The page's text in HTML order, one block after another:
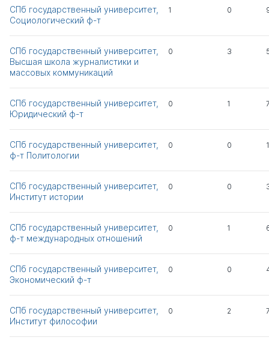
Михальченкова
Наталья Алексеевна
к.э.н.
Беличенко Анатолий
Сергеевич
Григорьев Антон
Николаевич
Попов Антон
Владимирович
Всего 7
СПб государственный университет,
Социологический ф-т
1 0
СПб государственный университет,
Высшая школа журналистики и
массовых коммуникаций
0 3
СПб государственный университет,
Юридический ф-т
0 1
СПб государственный университет,
ф-т Политологии
0 0
СПб государственный университет,
Институт истории
0 0
СПб государственный университет,
ф-т международ­ных отноше­ний
0 1
СПб государственный университет,
Экономический ф-т
0 0
СПб государственный университет,
Институт философии
0 2